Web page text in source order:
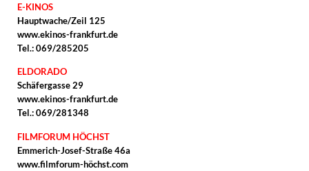
E-KINOS
Hauptwache/Zeil 125
www.ekinos-frankfurt.de
Tel.: 069/285205
ELDORADO
Schäfergasse 29
www.ekinos-frankfurt.de
Tel.: 069/281348
FILMFORUM HÖCHST
Emmerich-Josef-Straße 46a
www.filmforum-höchst.com